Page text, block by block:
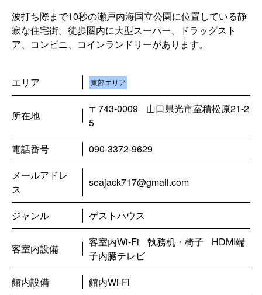
波打ち際まで10秒の瀬戸内海国立公園に位置している静
寂な住宅街。徒歩圏内に大型スーパー、ドラッグスト
ア、コンビニ、コインランドリーがあります。
エリア 東部エリア
所在地
〒743-0009
山口県光市室積松原21-2
5
電話番号
090-3372-9629
メールアドレ
ス
seajack717@gmail.com
ジャンル ゲストハウス
客室内設備
客室内Wi-Fi 執務机・椅子
HDMI端
子内臓テレビ
館内設備
館内Wi-Fi